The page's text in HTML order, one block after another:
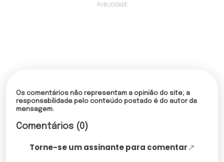
Os comentários não representam a opinião do site; a
responsabilidade pelo conteúdo postado é do autor da
mensagem.
Comentários (0)
Torne-se um assinante para comentar